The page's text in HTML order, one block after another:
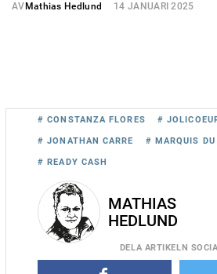
AV Mathias Hedlund 14 JANUARI 2025
# CONSTANZA FLORES #
# JONATHAN CARRE # MARQUIS
# READY CASH
MATHIAS
HEDLUND
DELA ARTIKELN